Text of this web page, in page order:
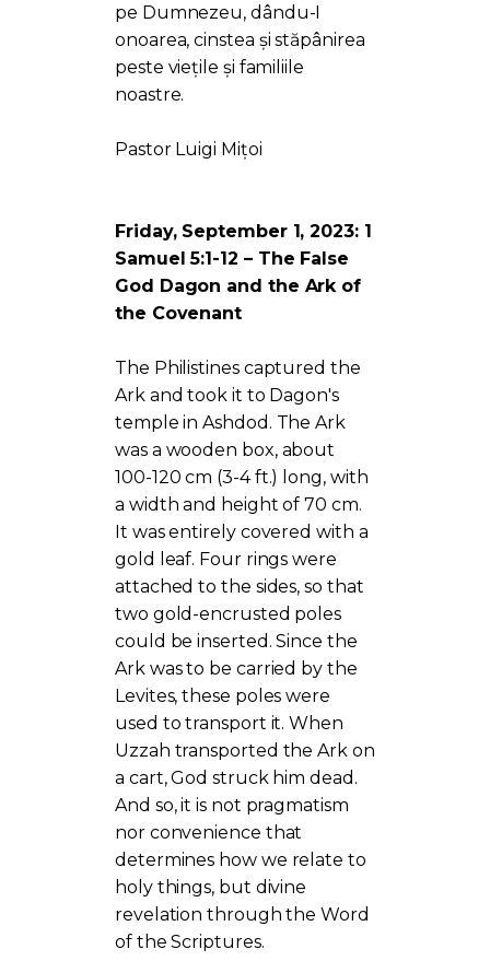
pe Dumnezeu, dându-I
onoarea, cinstea și stăpânirea
peste viețile și familiile
noastre.
Pastor Luigi Mițoi
Friday, September 1, 2023: 1
Samuel 5:1-12 – The False
God Dagon and the Ark of
the Covenant
The Philistines captured the
Ark and took it to Dagon's
temple in Ashdod. The Ark
was a wooden box, about
100-120 cm (3-4 ft.) long, with
a width and height of 70 cm.
It was entirely covered with a
gold leaf. Four rings were
attached to the sides, so that
two gold-encrusted poles
could be inserted. Since the
Ark was to be carried by the
Levites, these poles were
used to transport it. When
Uzzah transported the Ark on
a cart, God struck him dead.
And so, it is not pragmatism
nor convenience that
determines how we relate to
holy things, but divine
revelation through the Word
of the Scriptures.